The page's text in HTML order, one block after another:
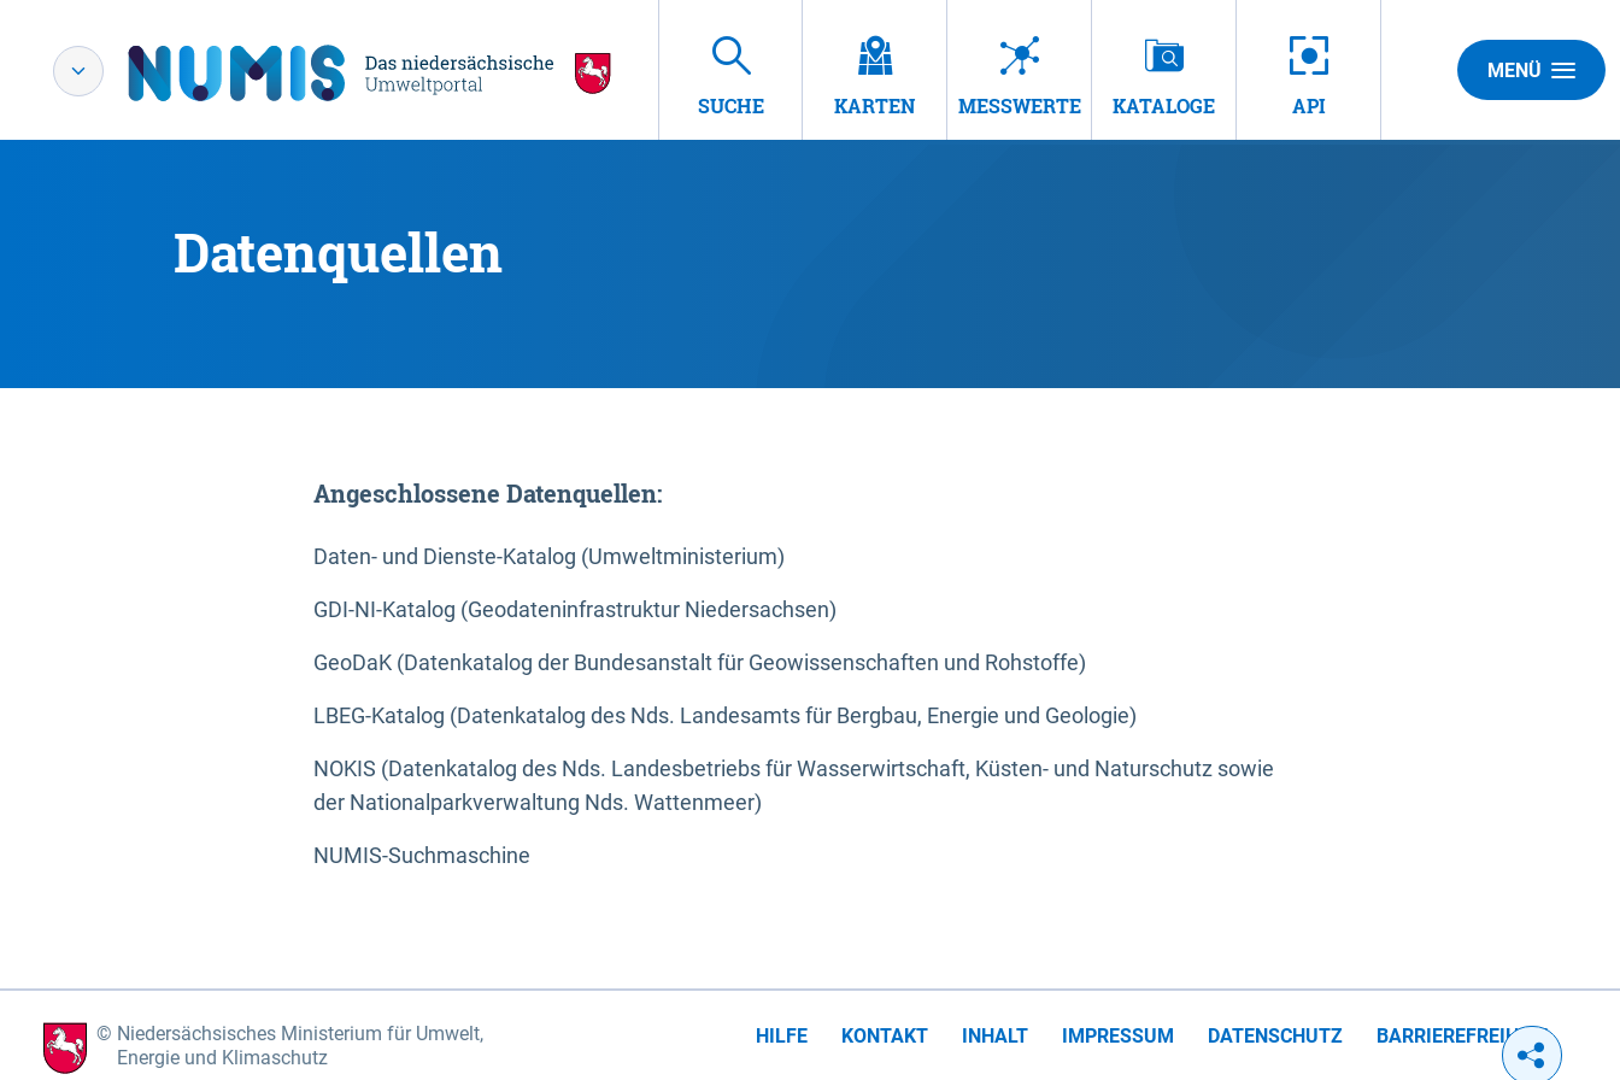
SUCHE KARTEN MESSWERTE KATALOGE API
MENÜ
Datenquellen
Angeschlossene Datenquellen:
Daten- und Dienste-Katalog (Umweltministerium)
GDI-NI-Katalog (Geodateninfrastruktur Niedersachsen)
GeoDaK (Datenkatalog der Bundesanstalt für Geowissenschaften und Rohstoffe)
LBEG-Katalog (Datenkatalog des Nds. Landesamts für Bergbau, Energie und Geologie)
NOKIS (Datenkatalog des Nds. Landesbetriebs für Wasserwirtschaft, Küsten- und Naturschutz sowie
der Nationalparkverwaltung Nds. Wattenmeer)
NUMIS-Suchmaschine
Niedersächsisches Ministerium für Umwelt,
Energie und Klimaschutz
HILFE KONTAKT INHALT IMPRESSUM DATENSCHUTZ BARRIEREFREIHEIT